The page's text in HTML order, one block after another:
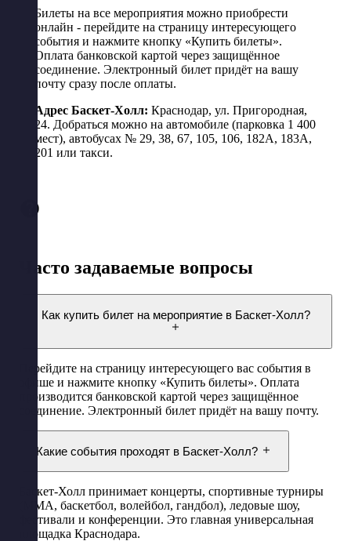
Билеты на все мероприятия можно приобрести
онлайн - перейдите на страницу интересующего
события и нажмите кнопку «Купить билеты».
Оплата банковской картой через защищённое
соединение. Электронный билет придёт на вашу
почту сразу после оплаты.
Адрес Баскет-Холл: Краснодар, ул. Пригородная,
24. Добраться можно на автомобиле (парковка 1 400
мест), автобусах № 29, 38, 67, 105, 106, 182А, 183А,
201 или такси.
Часто задаваемые вопросы
Как купить билет на мероприятие в Баскет-Холл?
Перейдите на страницу интересующего вас события в
афише и нажмите кнопку «Купить билеты». Оплата
производится банковской картой через защищённое
соединение. Электронный билет придёт на вашу почту.
Какие события проходят в Баскет-Холл?
Баскет-Холл принимает концерты, спортивные турниры
(ММА, баскетбол, волейбол, гандбол), ледовые шоу,
фестивали и конференции. Это главная универсальная
площадка Краснодара.